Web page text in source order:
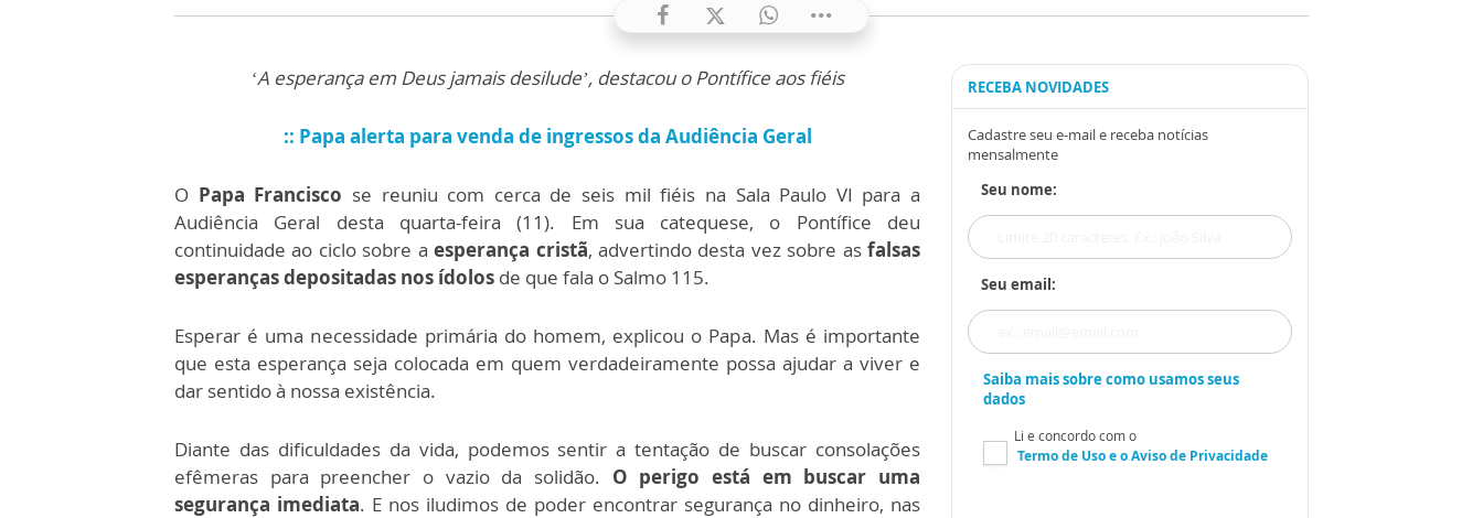
‘A esperança em Deus jamais desilude’, destacou o Pontífice aos fiéis
:: Papa alerta para venda de ingressos da Audiência Geral
O Papa Francisco se reuniu com cerca de seis mil fiéis na Sala Paulo VI para a
Audiência Geral desta quarta-feira (11). Em sua catequese, o Pontífice deu
continuidade ao ciclo sobre aesperança cristã, advertindo desta vez sobre asfalsas
esperanças depositadas nos ídolos de que fala o Salmo 115.
Esperar é uma necessidade primária do homem, explicou o Papa. Mas é importante
que esta esperança seja colocada em quem verdadeiramente possa ajudar a viver e
dar sentido à nossa existência.
Diante das dificuldades da vida, podemos sentir a tentação de buscar consolações
efêmeras para preencher o vazio da solidão. O perigo está em buscar uma
segurança imediata. E nos iludimos de poder encontrar segurança no dinheiro, nas
RECEBA NOVIDADES
Cadastre seu e-mail e receba notícias
mensalmente
Seu nome:
Seu email:
Saiba mais sobre como usamos seus
dados
Li e concordo com o
Termo de Usoe oAviso de Privacidade